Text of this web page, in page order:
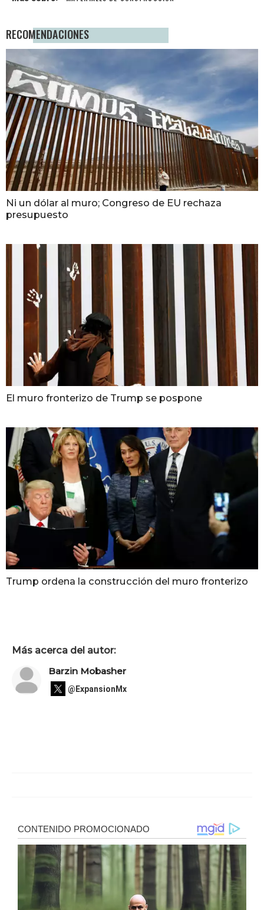
RECOMENDACIONES
Ni un dólar al muro; Congreso de EU rechaza
presupuesto
El muro fronterizo de Trump se pospone
Trump ordena la construcción del muro fronterizo
Más acerca del autor:
Barzin Mobasher
@ExpansionMx